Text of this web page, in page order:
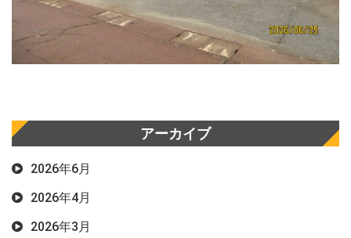
アーカイブ
2026年6月
2026年4月
2026年3月